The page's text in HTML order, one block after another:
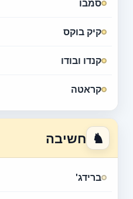
סמבו
קיק בוקס
קנדו ובודו
קראטה
♞ חשיבה
ברידג'